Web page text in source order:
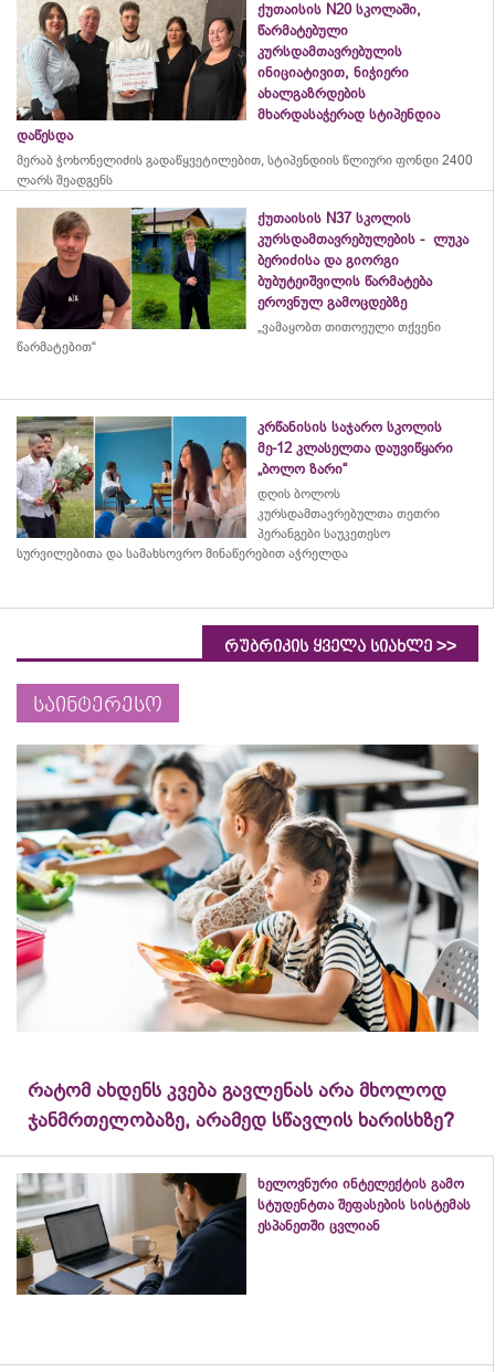
ქუთაისის N20 სკოლაში,
წარმატებული
კურსდამთავრებულის
ინიციატივით, ნიჭიერი
ახალგაზრდების
მხარდასაჭერად სტიპენდია
დაწესდა
მერაბ ჭოხონელიძის გადაწყვეტილებით, სტიპენდიის წლიური ფონდი 2400
ლარს შეადგენს
ქუთაისის N37 სკოლის
კურსდამთავრებულების - ლუკა
ბერიძისა და გიორგი
ბუბუტეიშვილის წარმატება
ეროვნულ გამოცდებზე
„ვამაყობთ თითოეული თქვენი
წარმატებით“
კრწანისის საჯარო სკოლის
მე-12 კლასელთა დაუვიწყარი
„ბოლო ზარი“
დღის ბოლოს
კურსდამთავრებულთა თეთრი
პერანგები საუკეთესო
სურვილებითა და სამახსოვრო მინაწერებით აჭრელდა
რუბრიკის ყველა სიახლე >>
საინტერესო
რატომ ახდენს კვება გავლენას არა მხოლოდ
ჯანმრთელობაზე, არამედ სწავლის ხარისხზე?
ხელოვნური ინტელექტის გამო
სტუდენტთა შეფასების სისტემას
ესპანეთში ცვლიან